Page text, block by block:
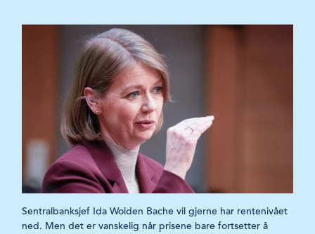
Sentralbanksjef Ida Wolden Bache vil gjerne har rentenivået
ned. Men det er vanskelig når prisene bare fortsetter å